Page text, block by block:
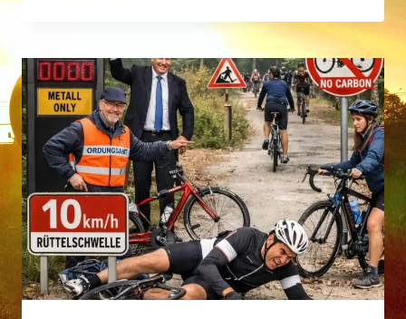
STOCKHOLM:
NOBELPREIS
FÜR
DIE
OBERHACHINGER
„RÜTTEL-
SCHIKANE“
RÜCKT
NÄHER